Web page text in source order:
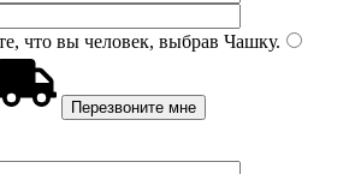
что вы человек, выбрав Чашку.